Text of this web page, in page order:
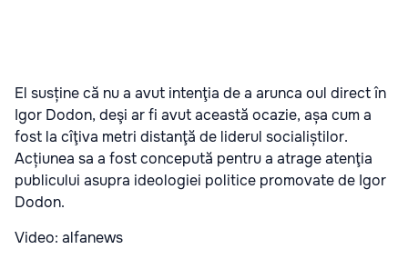
El susține că nu a avut intenţia de a arunca oul direct în
Igor Dodon, deşi ar fi avut această ocazie, așa cum a
fost la cîţiva metri distanţă de liderul socialiștilor.
Acțiunea sa a fost concepută pentru a atrage atenţia
publicului asupra ideologiei politice promovate de Igor
Dodon.
Video: alfanews